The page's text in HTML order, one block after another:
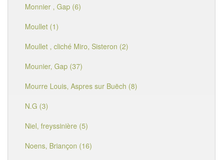
Monnier , Gap (6)
Moullet (1)
Moullet , cliché Miro, Sisteron (2)
Mounier, Gap (37)
Mourre Louis, Aspres sur Buëch (8)
N.G (3)
Niel, freyssinière (5)
Noens, Briançon (16)